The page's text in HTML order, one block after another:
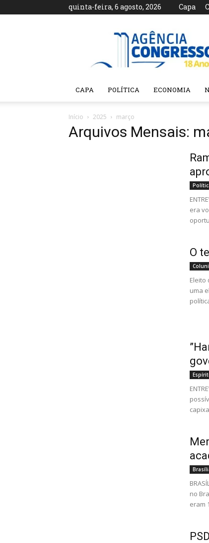
quinta-feira, 6 agosto, 2026 Capa
Agência
CAPA POLÍTICA ECONOMIA
Início 2025 março
Arquivos Mensais:
era
O
Eleito
uma
no
eram